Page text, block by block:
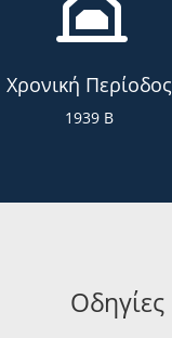
Χρονική Περίοδος
1939 Β
Οδηγίες